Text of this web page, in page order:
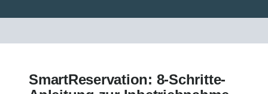
SmartReservation: 8-Schritte-